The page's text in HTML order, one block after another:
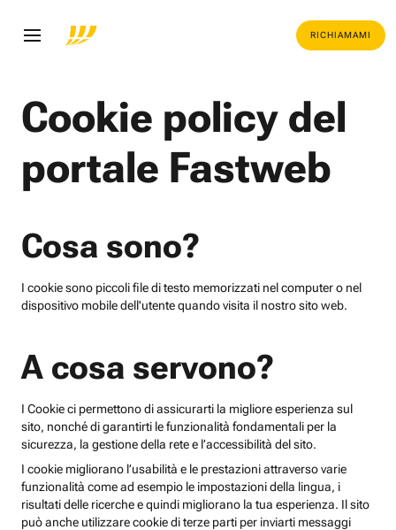
RICHIAMAMI
Cookie policy del
portale Fastweb
Cosa sono?
I cookie sono piccoli file di testo memorizzati nel computer o nel
dispositivo mobile dell'utente quando visita il nostro sito web.
A cosa servono?
I Cookie ci permettono di assicurarti la migliore esperienza sul
sito, nonché di garantirti le funzionalità fondamentali per la
sicurezza, la gestione della rete e l’accessibilità del sito.
I cookie migliorano l’usabilità e le prestazioni attraverso varie
funzionalità come ad esempio le impostazioni della lingua, i
risultati delle ricerche e quindi migliorano la tua esperienza. Il sito
può anche utilizzare cookie di terze parti per inviarti messaggi